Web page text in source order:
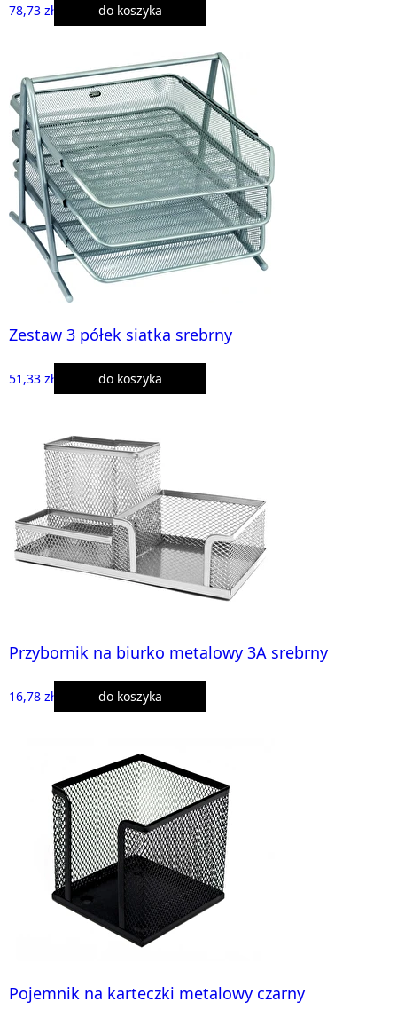
78,73 zł do koszyka
Zestaw 3 półek siatka srebrny
51,33 zł do koszyka
Przybornik na biurko metalowy 3A srebrny
16,78 zł do koszyka
Pojemnik na karteczki metalowy czarny